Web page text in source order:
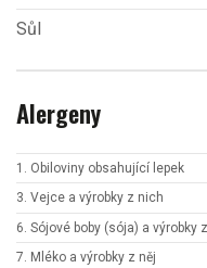
Sůl
Alergeny
1. Obiloviny obsahující lepek
3. Vejce a výrobky z nich
6. Sójové boby (sója) a výrobky
7. Mléko a výrobky z něj